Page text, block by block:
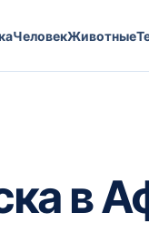
ЧеловекЖивотные
в